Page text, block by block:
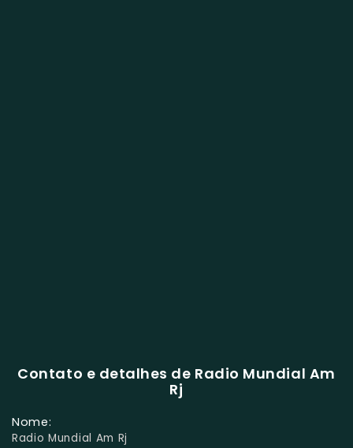
Contato e detalhes de Radio Mundial Am
Rj
Nome:
Radio Mundial Am Rj